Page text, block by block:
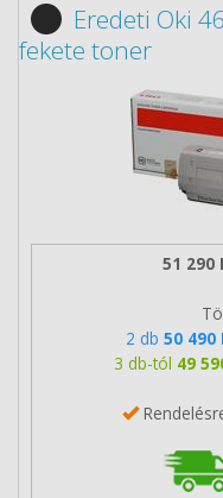
Eredeti Oki
fekete toner
51 290
2 db 50 490
3 db-tól 49